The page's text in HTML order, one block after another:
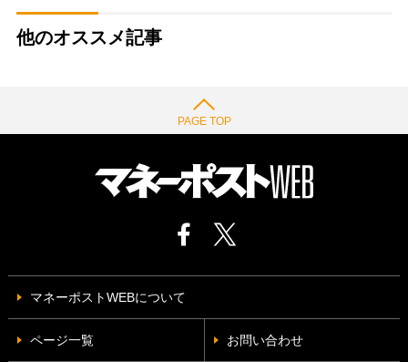
他のオススメ記事
PAGE TOP
マネーポストWEBについて
ページ一覧 お問い合わせ